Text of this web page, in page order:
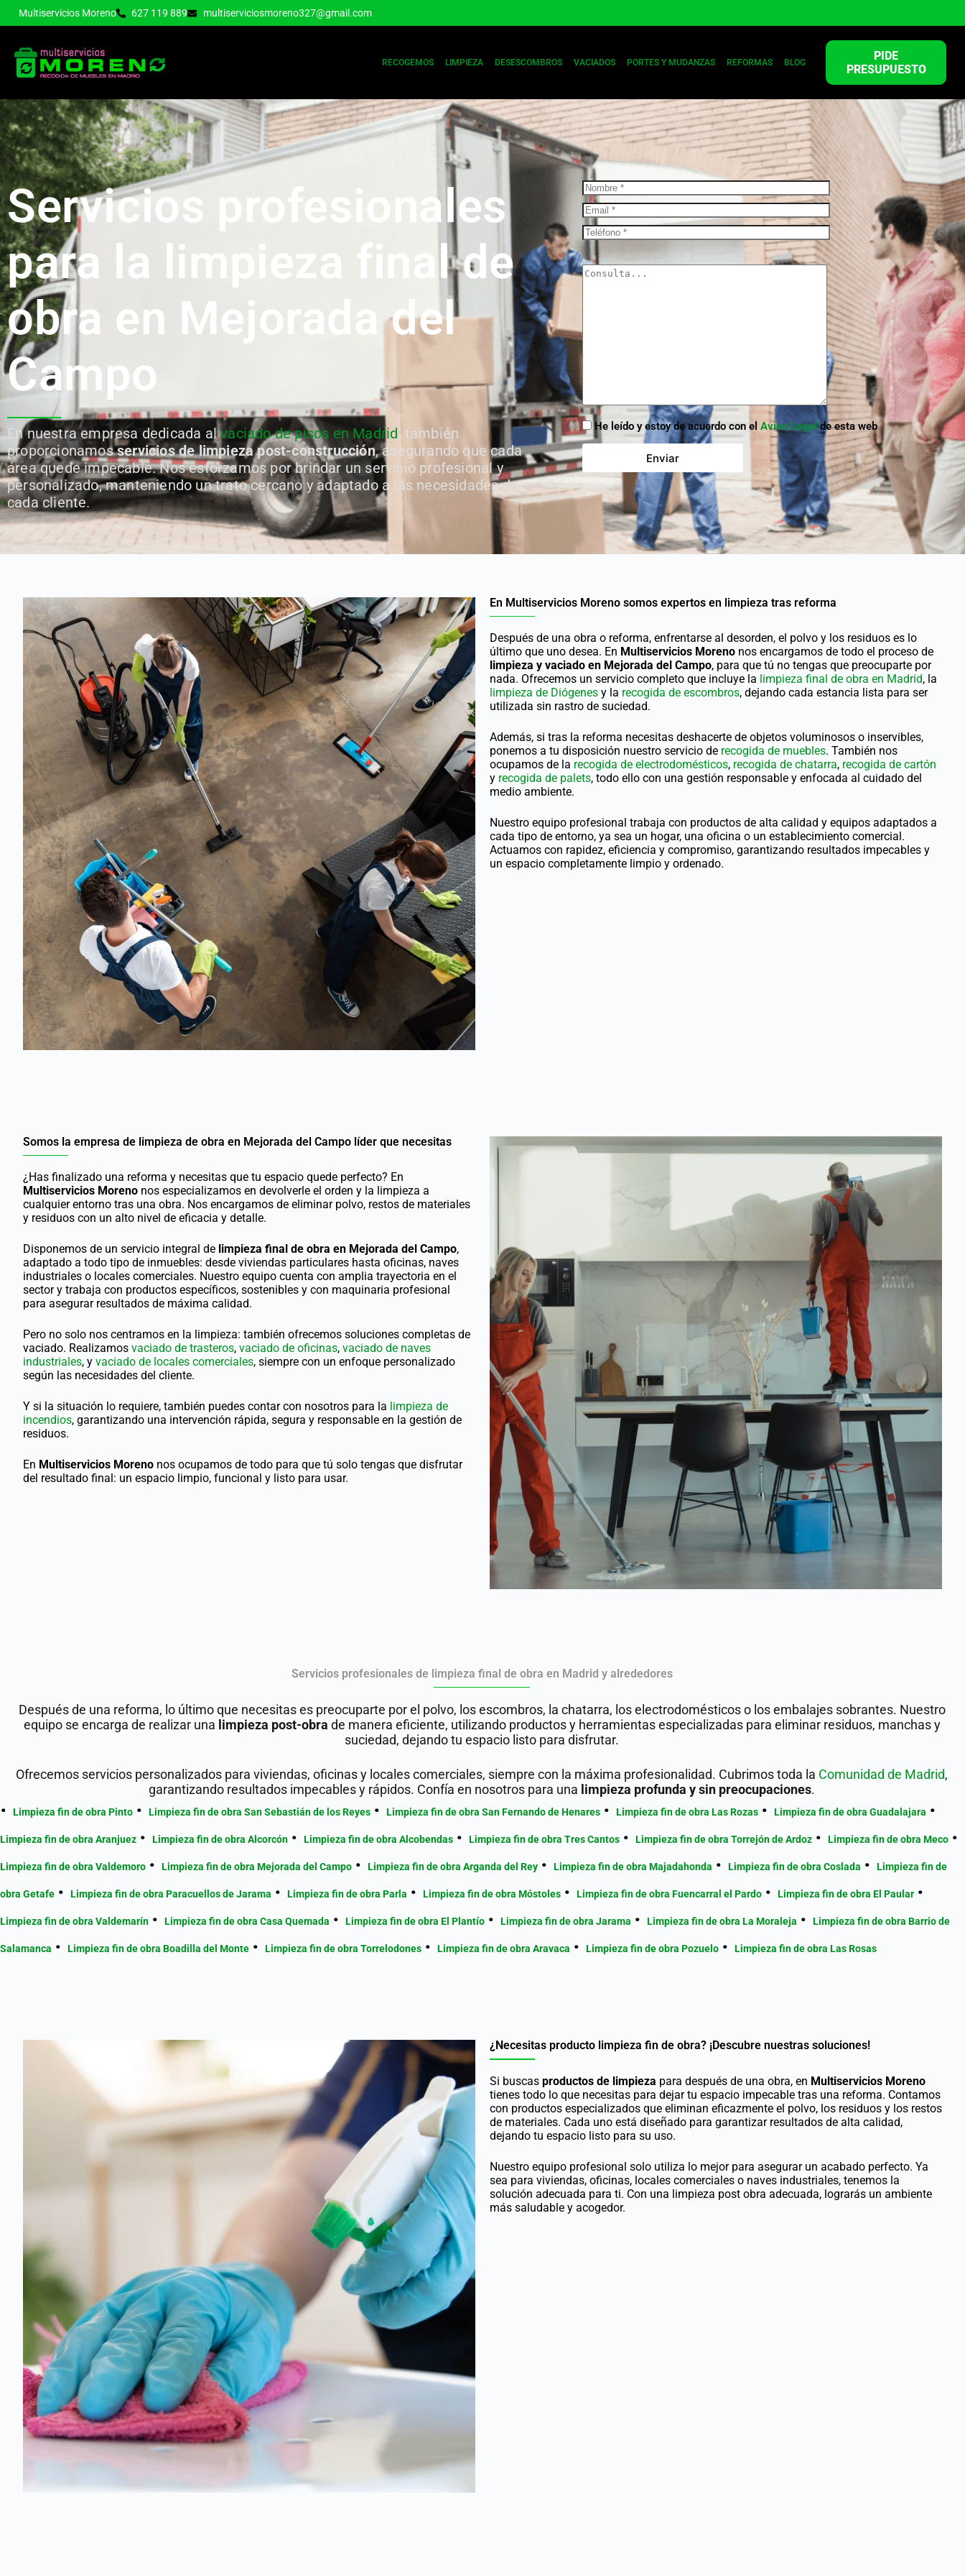
Multiservicios Moreno 627 119 889 multiserviciosmoreno327@gmail.com
RECOGEMOS LIMPIEZA DESESCOMBROS VACIADOS PORTES Y MUDANZAS REFORMAS BLOG
PIDE
PRESUPUESTO
Servicios profesionales
para la limpieza final de
obra en Mejorada del
Campo
En nuestra empresa dedicada alvaciado de pisos en Madrid, también
proporcionamosservicios de limpieza post-construcción, asegurando que cada
área quede impecable. Nos esforzamos por brindar un servicio profesional y
personalizado, manteniendo un trato cercano y adaptado a las necesidades de
cada cliente.
He leído y estoy de acuerdo con elAviso Legalde esta web
En Multiservicios Moreno somos expertos en limpieza tras reforma
Después de una obra o reforma, enfrentarse al desorden, el polvo y los residuos es lo
último que uno desea. En Multiservicios Moreno nos encargamos de todo el proceso de
limpieza y vaciado en Mejorada del Campo, para que tú no tengas que preocuparte por
nada. Ofrecemos un servicio completo que incluye la limpieza final de obra en Madrid, la
limpieza de Diógenes y la recogida de escombros, dejando cada estancia lista para ser
utilizada sin rastro de suciedad.
Además, si tras la reforma necesitas deshacerte de objetos voluminosos o inservibles,
ponemos a tu disposición nuestro servicio de recogida de muebles. También nos
ocupamos de la recogida de electrodomésticos, recogida de chatarra, recogida de cartón
y recogida de palets, todo ello con una gestión responsable y enfocada al cuidado del
medio ambiente.
Nuestro equipo profesional trabaja con productos de alta calidad y equipos adaptados a
cada tipo de entorno, ya sea un hogar, una oficina o un establecimiento comercial.
Actuamos con rapidez, eficiencia y compromiso, garantizando resultados impecables y
un espacio completamente limpio y ordenado.
Somos la empresa de limpieza de obra en Mejorada del Campo líder que necesitas
¿Has finalizado una reforma y necesitas que tu espacio quede perfecto? En
Multiservicios Moreno nos especializamos en devolverle el orden y la limpieza a
cualquier entorno tras una obra. Nos encargamos de eliminar polvo, restos de materiales
y residuos con un alto nivel de eficacia y detalle.
Disponemos de un servicio integral de limpieza final de obra en Mejorada del Campo,
adaptado a todo tipo de inmuebles: desde viviendas particulares hasta oficinas, naves
industriales o locales comerciales. Nuestro equipo cuenta con amplia trayectoria en el
sector y trabaja con productos específicos, sostenibles y con maquinaria profesional
para asegurar resultados de máxima calidad.
Pero no solo nos centramos en la limpieza: también ofrecemos soluciones completas de
vaciado. Realizamos vaciado de trasteros, vaciado de oficinas, vaciado de naves
industriales, y vaciado de locales comerciales, siempre con un enfoque personalizado
según las necesidades del cliente.
Y si la situación lo requiere, también puedes contar con nosotros para la limpieza de
incendios, garantizando una intervención rápida, segura y responsable en la gestión de
residuos.
En Multiservicios Moreno nos ocupamos de todo para que tú solo tengas que disfrutar
del resultado final: un espacio limpio, funcional y listo para usar.
Servicios profesionales de limpieza final de obra en Madrid y alrededores
Después de una reforma, lo último que necesitas es preocuparte por el polvo, los escombros, la chatarra, los electrodomésticos o los embalajes sobrantes. Nuestro
equipo se encarga de realizar una limpieza post-obra de manera eficiente, utilizando productos y herramientas especializadas para eliminar residuos, manchas y
suciedad, dejando tu espacio listo para disfrutar.
Ofrecemos servicios personalizados para viviendas, oficinas y locales comerciales, siempre con la máxima profesionalidad. Cubrimos toda la Comunidad de Madrid,
garantizando resultados impecables y rápidos. Confía en nosotros para una limpieza profunda y sin preocupaciones.
Limpieza fin de obra Pinto Limpieza fin de obra San Sebastián de los Reyes Limpieza fin de obra San Fernando de Henares Limpieza fin de obra Las Rozas Limpieza fin de obra Guadalajara
Limpieza fin de obra Aranjuez Limpieza fin de obra Alcorcón Limpieza fin de obra Alcobendas Limpieza fin de obra Tres Cantos Limpieza fin de obra Torrejón de Ardoz Limpieza fin de obra Meco
Limpieza fin de obra Valdemoro Limpieza fin de obra Mejorada del Campo Limpieza fin de obra Arganda del Rey Limpieza fin de obra Majadahonda Limpieza fin de obra Coslada Limpieza fin de
obra Getafe Limpieza fin de obra Paracuellos de Jarama Limpieza fin de obra Parla Limpieza fin de obra Móstoles Limpieza fin de obra Fuencarral el Pardo Limpieza fin de obra El Paular
Limpieza fin de obra Valdemarín Limpieza fin de obra Casa Quemada Limpieza fin de obra El Plantío Limpieza fin de obra Jarama Limpieza fin de obra La Moraleja Limpieza fin de obra Barrio de
Salamanca Limpieza fin de obra Boadilla del Monte Limpieza fin de obra Torrelodones Limpieza fin de obra Aravaca Limpieza fin de obra Pozuelo Limpieza fin de obra Las Rosas
¿Necesitas producto limpieza fin de obra? ¡Descubre nuestras soluciones!
Si buscas productos de limpieza para después de una obra, en Multiservicios Moreno
tienes todo lo que necesitas para dejar tu espacio impecable tras una reforma. Contamos
con productos especializados que eliminan eficazmente el polvo, los residuos y los restos
de materiales. Cada uno está diseñado para garantizar resultados de alta calidad,
dejando tu espacio listo para su uso.
Nuestro equipo profesional solo utiliza lo mejor para asegurar un acabado perfecto. Ya
sea para viviendas, oficinas, locales comerciales o naves industriales, tenemos la
solución adecuada para ti. Con una limpieza post obra adecuada, lograrás un ambiente
más saludable y acogedor.